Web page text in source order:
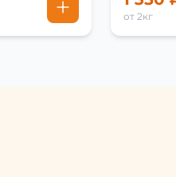
от 2кг